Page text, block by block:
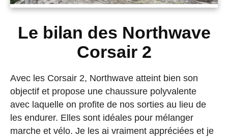
Le bilan des Northwave
Corsair 2
Avec les Corsair 2, Northwave atteint bien son
objectif et propose une chaussure polyvalente
avec laquelle on profite de nos sorties au lieu de
les endurer. Elles sont idéales pour mélanger
marche et vélo. Je les ai vraiment appréciées et je